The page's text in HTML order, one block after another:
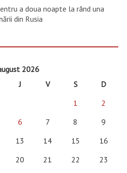
a doua noapte la rând una
din Rusia
2026
J V S
D
1
2
6 7 8
9
13 14 15
16
20 21 22
23